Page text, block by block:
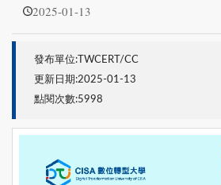
2025-01-13
發布單位:TWCERT/CC
更新日期:2025-01-13
點閱次數:5998